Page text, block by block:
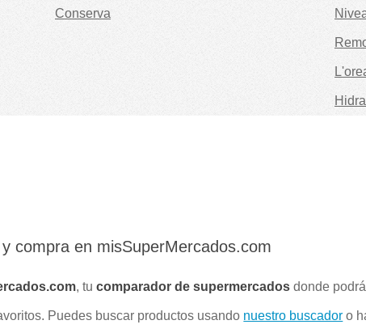
Conserva
compra en misSuperMercados.com
, tucomparador de supermercados donde
Puedes buscar productos usando nuestro buscador o